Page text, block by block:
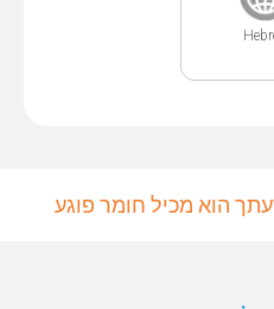
הוא מכיל חומר פוגע